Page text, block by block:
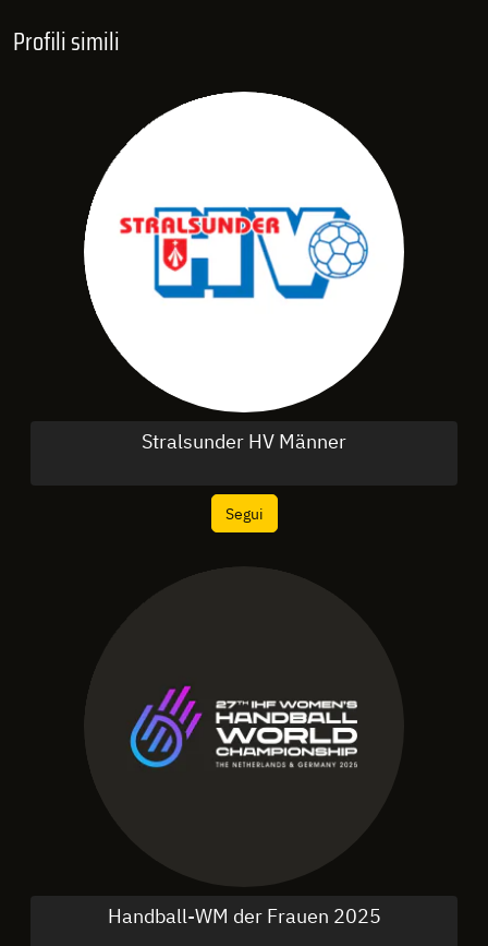
Profili simili
Stralsunder HV Männer
Segui
Handball-WM der Frauen 2025